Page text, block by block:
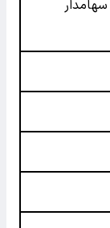
سهامدار